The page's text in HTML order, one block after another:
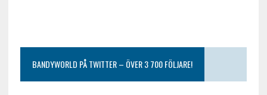
BANDYWORLD PÅ TWITTER – ÖVER 3 700 FÖLJARE!